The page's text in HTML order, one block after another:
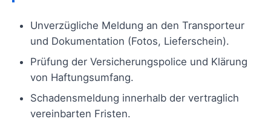
Unverzügliche Meldung an den Transporteur
und Dokumentation (Fotos, Lieferschein).
Prüfung der Versicherungspolice und Klärung
von Haftungsumfang.
Schadensmeldung innerhalb der vertraglich
vereinbarten Fristen.